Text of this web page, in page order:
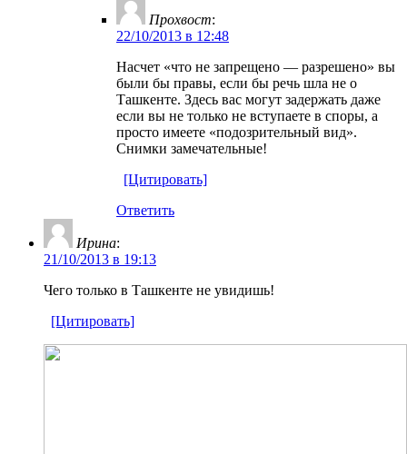
Прохвост:
22/10/2013 в 12:48
Насчет «что не запрещено — разрешено» вы
были бы правы, если бы речь шла не о
Ташкенте. Здесь вас могут задержать даже
если вы не только не вступаете в споры, а
просто имеете «подозрительный вид».
Снимки замечательные!
[Цитировать]
Ответить
Ирина:
21/10/2013 в 19:13
Чего только в Ташкенте не увидишь!
[Цитировать]